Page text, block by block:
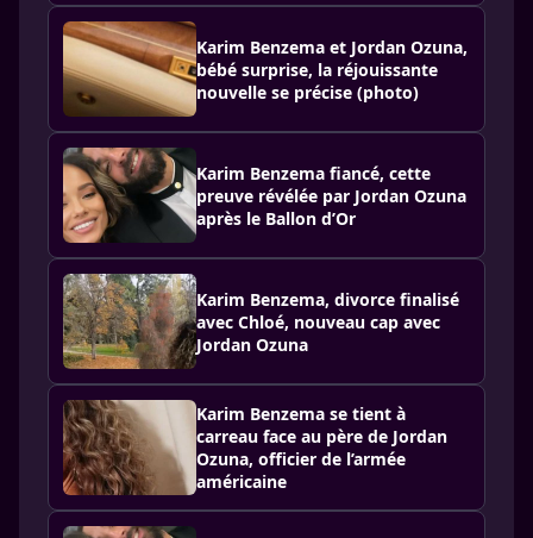
Karim Benzema et Jordan Ozuna,
bébé surprise, la réjouissante
nouvelle se précise (photo)
Karim Benzema fiancé, cette
preuve révélée par Jordan Ozuna
après le Ballon d’Or
Karim Benzema, divorce finalisé
avec Chloé, nouveau cap avec
Jordan Ozuna
Karim Benzema se tient à
carreau face au père de Jordan
Ozuna, officier de l’armée
américaine